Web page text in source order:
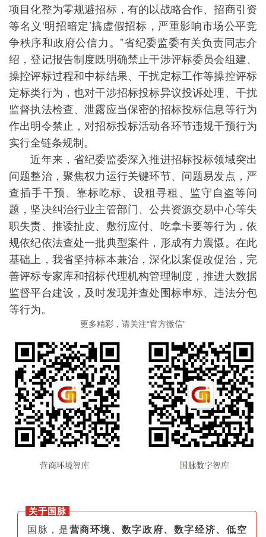
项目化整为零规避招标，有的以战略合作、招商引资
等名义‘明招暗定’搞虚假招标，严重影响市场公平竞
争秩序和政府公信力。”省纪委监委有关负责同志介
绍，登记报告制度既明确禁止干涉评标委员会组建、
操控评标过程和中标结果、干扰定标工作等操控评标
定标类行为，也对干涉招标投标异议投诉处理、干扰
监督执法检查、泄露应当保密的招标投标信息等行为
作出明令禁止，对招标投标活动各环节违规干预行为
实行全链条规制。
近年来，省纪委监委深入推进招标投标领域突出
问题整治，聚焦权力运行关键环节、问题易发点，严
查插手干预、靠标吃标、设租寻租、监守自盗等问
题，坚决纠治行业主管部门、公共资源交易中心等失
职失责、推诿扯皮、敷衍应付、吃拿卡要等行为，依
规依纪依法查处一批典型案件，形成有力震慑。在此
基础上，我省坚持标本兼治，深化以案促改促治，完
善评标专家库和招标代理机构管理制度，推进大数据
监督平台建设，及时发现并查处围标串标、违法分包
等行为。
更多精彩，请关注“官方微信”
关于国脉
国脉，是营商环境、数字政府、数字经济、低空